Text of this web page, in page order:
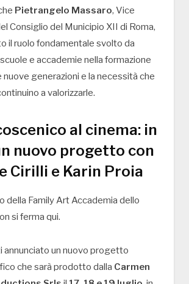
Pietrangelo Massaro, Vice
Consiglio del Municipio XII di Roma,
il ruolo fondamentale svolto da
e accademie nella formazione
generazioni e la necessità che
a valorizzarle.
al cinema: in
nuovo progetto con
Cirilli e Karin Proia
della Family Art Accademia dello
si ferma qui.
annunciato un nuovo progetto
che sarà prodotto dalla Carmen